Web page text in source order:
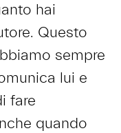
hai
Questo
sempre
lui e
fare
quando